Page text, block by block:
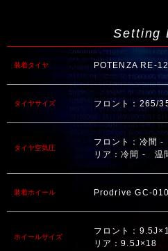
Setting
装着タイヤ POTENZA RE-
タイヤサイズ フロント：265/
タイヤ空気圧
フロント：冷間
リア：冷間 - 温
装着ホイール Prodrive GC-
ホイールサイズ
フロント：
リア：9.5J×18